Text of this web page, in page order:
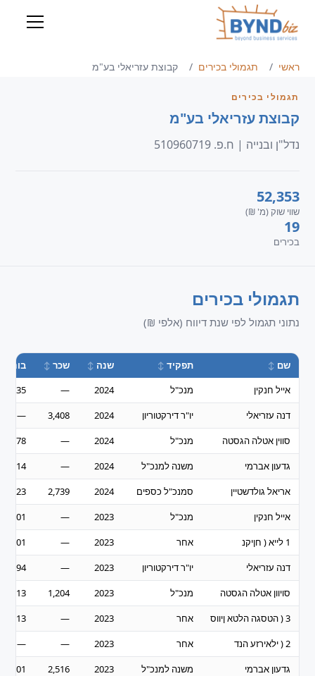
ראשי תגמולי בכירים קבוצת עזריאלי בע"מ
תגמולי בכירים
קבוצת עזריאלי בע"מ
נדל"ן ובנייה | ח.פ. 510960719
52,353
שווי שוק (מ' ₪)
19
בכירים
תגמולי בכירים
נתוני תגמול לפי שנת דיווח (אלפי ₪)
שם תפקיד שנה שכר
בונוס
אייל חנקין
מנכ"ל 2024
—
9,135
דנה עזריאלי
יו"ר דירקטוריון 2024
3,408
—
סווין אטלה הגסטה
מנכ"ל 2024
—
5,578
גדעון אברמי
משנה למנכ"ל 2024
—
3,114
אריאל גולדשטיין
סמנכ"ל כספים 2024
2,739
23
אייל חנקין
מנכ"ל 2023
—
3,501
1 לייא ( חןיקנ
אחר 2023
—
3,501
דנה עזריאלי
יו"ר דירקטוריון 2023
—
3,294
סויוון אטלה הגסטה
מנכ"ל 2023
1,204
3,013
3 ( הטסגה הלטא ןיווס
אחר 2023
—
3,013
2 ( ילאירזע הנד
אחר 2023
—
—
גדעון אברמי
משנה למנכ"ל 2023
2,516
1,001